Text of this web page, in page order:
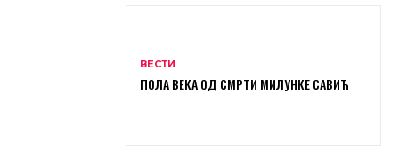
ВЕСТИ
ПОЛА ВЕКА ОД СМРТИ МИЛУНКЕ САВИЋ